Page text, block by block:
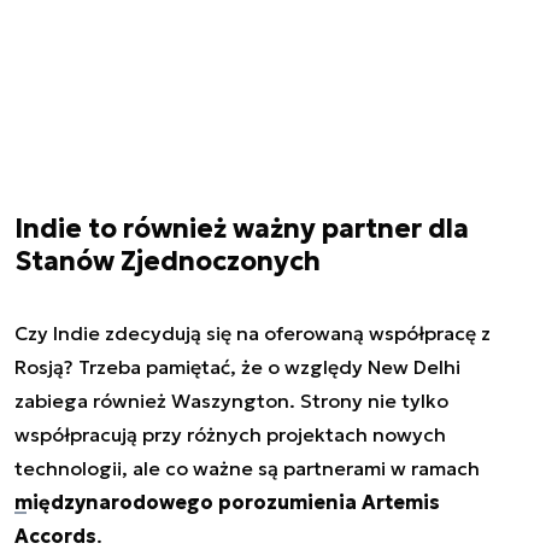
Indie to również ważny partner dla
Stanów Zjednoczonych
Czy Indie zdecydują się na oferowaną współpracę z
Rosją? Trzeba pamiętać, że o względy New Delhi
zabiega również Waszyngton. Strony nie tylko
współpracują przy różnych projektach nowych
technologii, ale co ważne są partnerami w ramach
międzynarodowego porozumienia Artemis
Accords.